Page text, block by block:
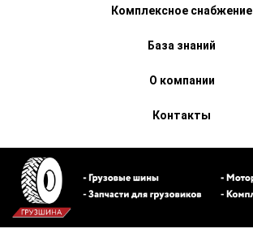
Комплексное снабжение
База знаний
О компании
Контакты